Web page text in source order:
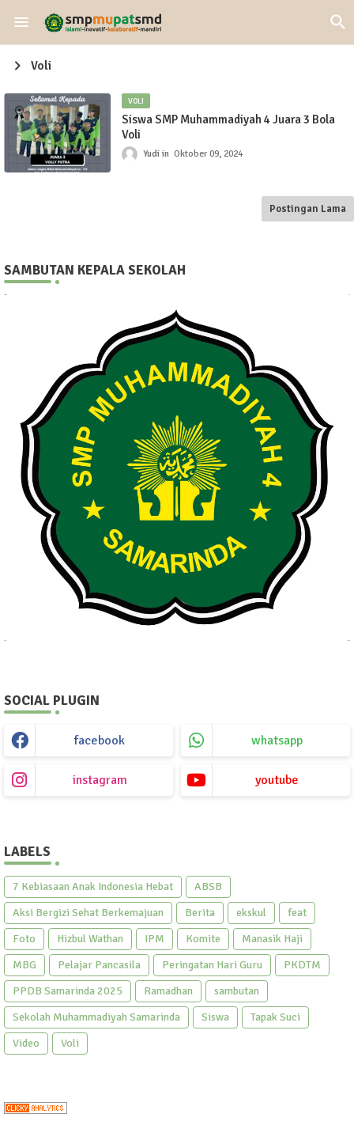
Voli
VOLI
Siswa SMP Muhammadiyah 4 Juara 3 Bola
Voli
Yudi Oktober 09, 2024
Postingan Lama
SAMBUTAN KEPALA SEKOLAH
SOCIAL PLUGIN
facebook whatsapp
instagram youtube
LABELS
7 Kebiasaan Anak Indonesia Hebat
ABSB
Aksi Bergizi Sehat Berkemajuan
Berita ekskul
feat
Foto
Hizbul Wathan IPM Komite
Manasik Haji
MBG
Pelajar Pancasila Peringatan Hari Guru
PKDTM
PPDB Samarinda 2025
Ramadhan
sambutan
Sekolah Muhammadiyah Samarinda
Siswa
Tapak Suci
Video
Voli